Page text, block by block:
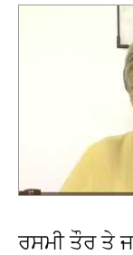
ਰਸਮੀ ਤੌਰ ਤੇ